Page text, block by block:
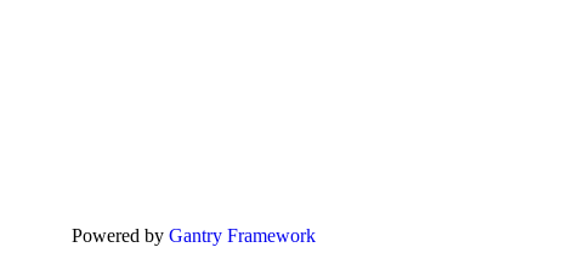
Powered by Gantry Framework